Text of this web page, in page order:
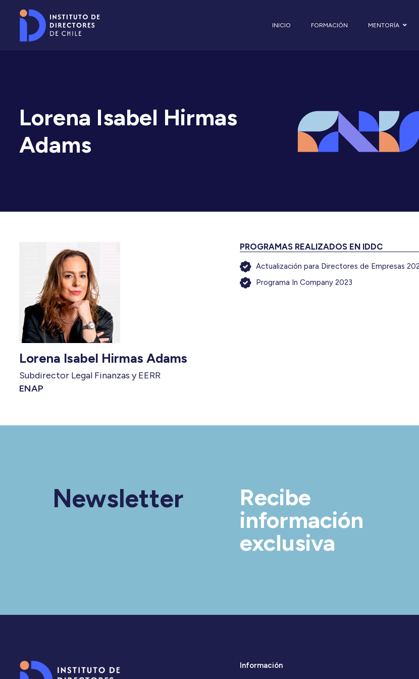
INICIO FORMACIÓN MENTORÍA
Lorena Isabel Hirmas
Adams
Lorena Isabel Hirmas Adams
Subdirector Legal Finanzas y EERR
ENAP
PROGRAMAS REALIZADOS EN IDDC
Actualización para Directores de Empresas
Programa In Company 2023
Newsletter
Recibe
información
exclusiva
Información